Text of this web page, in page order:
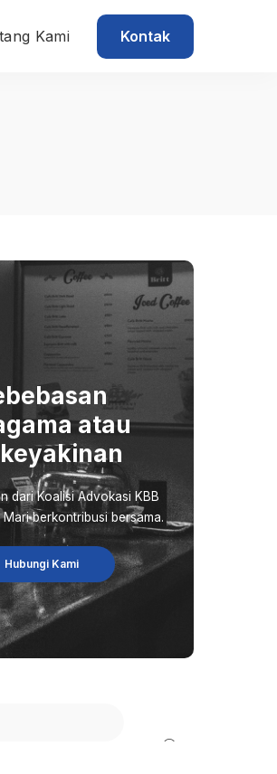
Kami Kontak
atau
dari Koalisi Advokasi KBB
berkontribusi bersama.
Hubungi Kami